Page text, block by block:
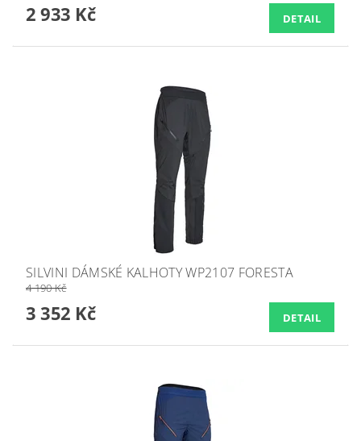
2 933 Kč DETAIL
SILVINI DÁMSKÉ KALHOTY WP2107 FORESTA
4 190 Kč
3 352 Kč DETAIL